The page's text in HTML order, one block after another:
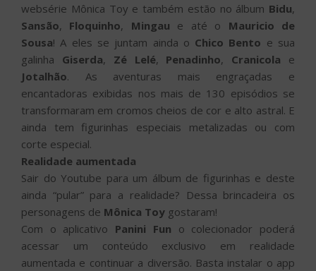
websérie Mônica Toy e também estão no álbum Bidu,
Sansão, Floquinho, Mingau e até o Mauricio de
Sousa! A eles se juntam ainda o Chico Bento e sua
galinha Giserda, Zé Lelé, Penadinho, Cranicola e
Jotalhão. As aventuras mais engraçadas e
encantadoras exibidas nos mais de 130 episódios se
transformaram em cromos cheios de cor e alto astral. E
ainda tem figurinhas especiais metalizadas ou com
corte especial.
Realidade aumentada
Sair do Youtube para um álbum de figurinhas e deste
ainda “pular” para a realidade? Dessa brincadeira os
personagens de Mônica Toy gostaram!
Com o aplicativo Panini Fun o colecionador poderá
acessar um conteúdo exclusivo em realidade
aumentada e continuar a diversão. Basta instalar o app